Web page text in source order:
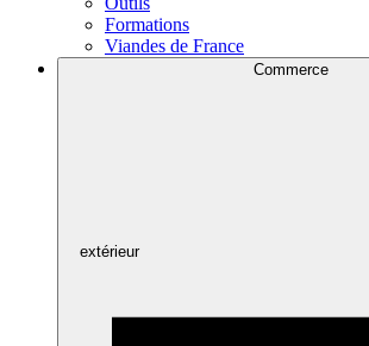
Formations
Viandes de France
Commerce
extérieur